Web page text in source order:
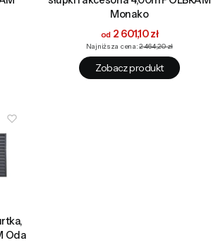
Monako
Cena promocyjna
2 601,10 zł
Najniższa cena:2 464,20 zł
Zobacz produkt
Oda